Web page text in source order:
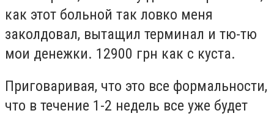
как этот больной так ловко меня
заколдовал, вытащил терминал и тю-тю
мои денежки. 12900 грн как с куста.
Приговаривая, что это все формальности,
что в течение 1-2 недель все уже будет